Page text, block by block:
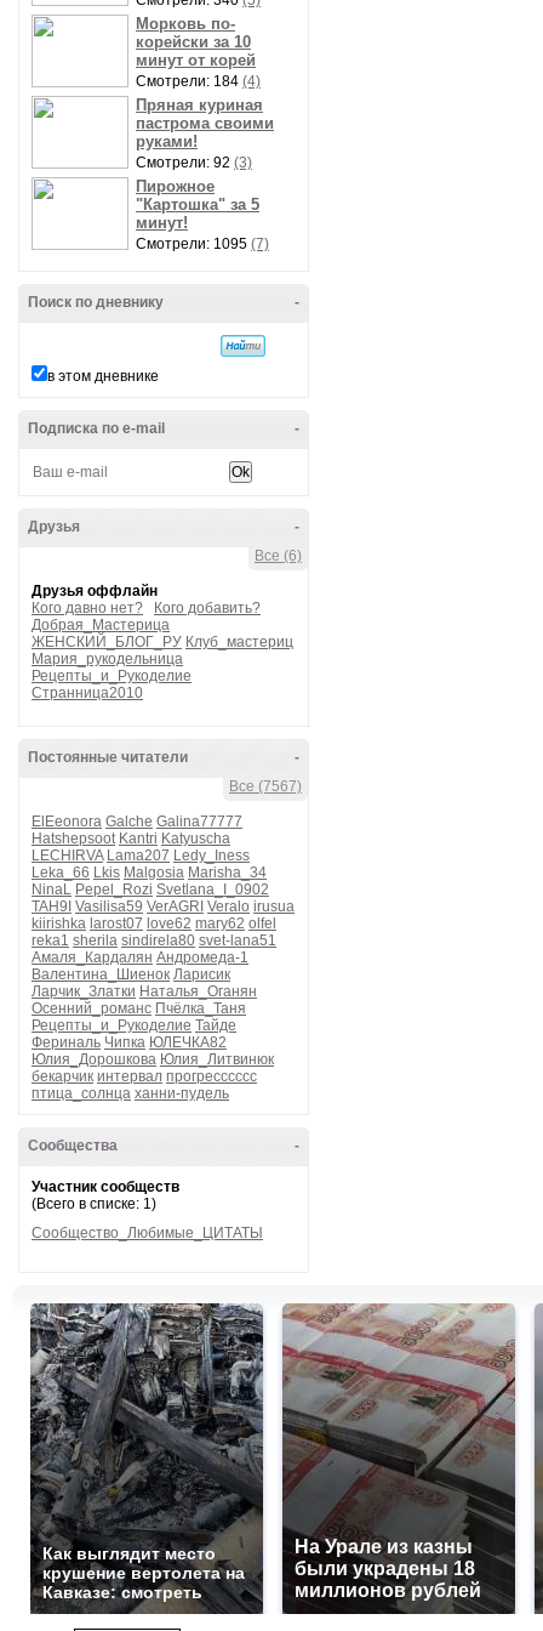
Морковь по-
корейски за 10
минут от корей
Смотрели: 184 (4)
Пряная куриная
пастрома своими
руками!
Смотрели: 92 (3)
Пирожное
"Картошка" за 5
минут!
Смотрели: 1095 (7)
-
Поиск по дневнику
в этом дневнике
-
Подписка по e-mail
-
Друзья
Все (6)
Друзья оффлайн
Кого давно нет?
Кого добавить?
Добрая_Мастерица
ЖЕНСКИЙ_БЛОГ_РУ Клуб_мастериц
Мария_рукодельница
Рецепты_и_Рукоделие
Странница2010
-
Постоянные читатели
Все (7567)
ElEeonora Galche Galina77777
Hatshepsoot Kantri Katyuscha
LECHIRVA Lama207 Ledy_Iness
Leka_66 Lkis Malgosia Marisha_34
NinaL Pepel_Rozi Svetlana_I_0902
TAH9I Vasilisa59 VerAGRI Veralo irusua
kiirishka larost07 love62 mary62 olfel
reka1 sherila sindirela80 svet-lana51
Амаля_Кардалян Андромеда-1
Валентина_Шиенок Ларисик
Ларчик_Златки Наталья_Оганян
Осенний_романс Пчёлка_Таня
Рецепты_и_Рукоделие Тайде
Фериналь Чипка ЮЛЕЧКА82
Юлия_Дорошкова Юлия_Литвинюк
бекарчик интервал прогресссссс
птица_солнца ханни-пудель
-
Сообщества
Участник сообществ
(Всего в списке: 1)
Сообщество_Любимые_ЦИТАТЫ
Как выглядит место
крушение вертолета на
Кавказе: смотреть
На Урале из казны
были украдены 18
миллионов рублей